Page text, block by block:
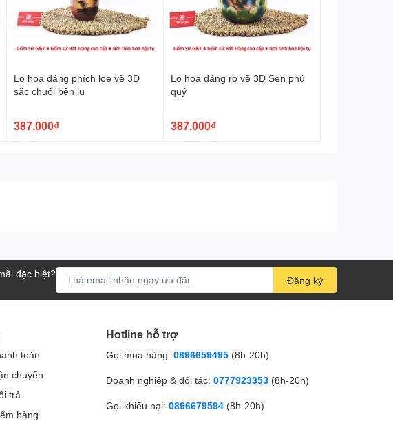
Lọ hoa dáng phích loe vẽ 3D
sắc chuối bên lu
387.000₫
Lọ hoa dáng rọ vẽ 3D Sen phú
quý
387.000₫
đặc biệt?
Đăng ký
toán
chuyển
trả
hàng
Hotline hỗ trợ
Gọi mua hàng: 0896659495 (8h-20h)
Doanh nghiệp & đối tác: 0777923353 (8h-20h)
Gọi khiếu nại: 0896679594 (8h-20h)